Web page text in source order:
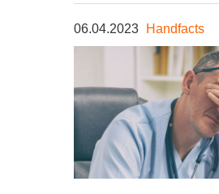
06.04.2023 Handfacts